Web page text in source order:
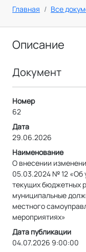
Главная Все
Описание
Документ
Номер
62
Дата
29.06.2026
Наименование
О внесении
05.03.2024 № 12 «Об
текущих бюджетных
муниципальные
местного
мероприятиях»
Дата публикации
04.07.2026 9:00:00